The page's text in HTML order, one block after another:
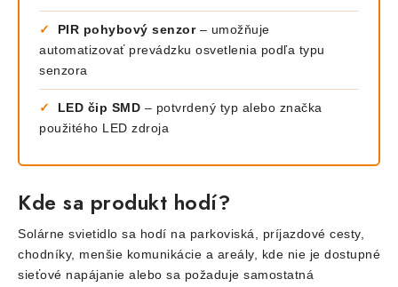
✓ PIR pohybový senzor– umožňuje
automatizovať prevádzku osvetlenia podľa typu
senzora
✓ LED čip SMD – potvrdený typ alebo značka
použitého LED zdroja
Kde sa produkt hodí?
Solárne svietidlo sa hodí na parkoviská, príjazdové cesty,
chodníky, menšie komunikácie a areály, kde nie je dostupné
sieťové napájanie alebo sa požaduje samostatná